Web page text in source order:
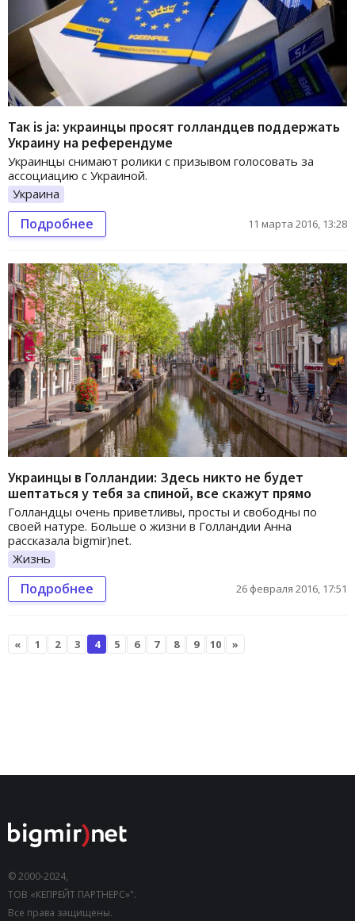
Так is ja: украинцы просят голландцев поддержать
Украину на референдуме
Украинцы снимают ролики с призывом голосовать за
ассоциацию с Украиной.
Украина
Подробнее 11 марта 2016, 13:28
Украинцы в Голландии: Здесь никто не будет
шептаться у тебя за спиной, все скажут прямо
Голландцы очень приветливы, просты и свободны по
своей натуре. Больше о жизни в Голландии Анна
рассказала bigmir)net.
Жизнь
Подробнее 26 февраля 2016, 17:51
« 1 2 3 4 5 6 7 8 9 10 »
© 2000-2024,
ТОВ «КЕПРЕЙТ ПАРТНЕРС»".
Все права защищены.